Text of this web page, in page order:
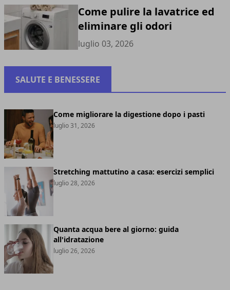
Come pulire la lavatrice ed
eliminare gli odori
luglio 03, 2026
SALUTE E BENESSERE
Come migliorare la digestione dopo i pasti
luglio 31, 2026
Stretching mattutino a casa: esercizi semplici
luglio 28, 2026
Quanta acqua bere al giorno: guida
all'idratazione
luglio 26, 2026